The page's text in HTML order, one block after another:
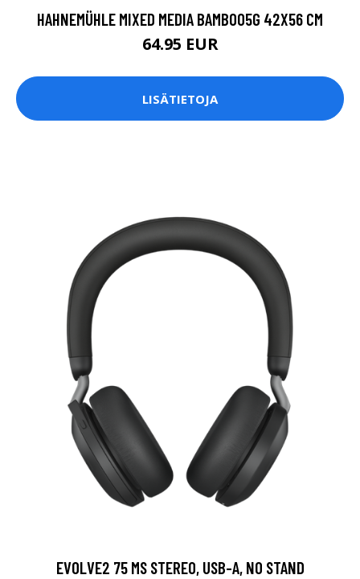
HAHNEMÜHLE MIXED MEDIA BAMBOO5G 42X56 CM
64.95 EUR
LISÄTIETOJA
EVOLVE2 75 MS STEREO, USB-A, NO STAND